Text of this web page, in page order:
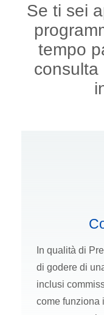
Se ti sei
tempo
consulta
In qualità di
di godere di
inclusi
come funziona